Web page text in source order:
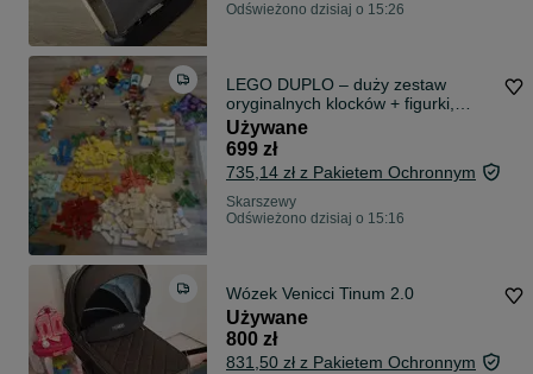
Odświeżono dzisiaj o 15:26
LEGO DUPLO – duży zestaw
oryginalnych klocków + figurki,
zwierzęta i pojazdy
Używane
699 zł
735,14 zł z Pakietem Ochronnym
Skarszewy
Odświeżono dzisiaj o 15:16
Wózek Venicci Tinum 2.0
Używane
800 zł
831,50 zł z Pakietem Ochronnym